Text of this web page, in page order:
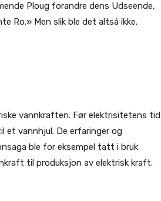
Ploug forandre dens Udseende,
Ro.» Men slik ble det altså ikke.
vannkraften. Før elektrisitetens tid
et vannhjul. De erfaringer og
ble for eksempel tatt i bruk
til produksjon av elektrisk kraft.